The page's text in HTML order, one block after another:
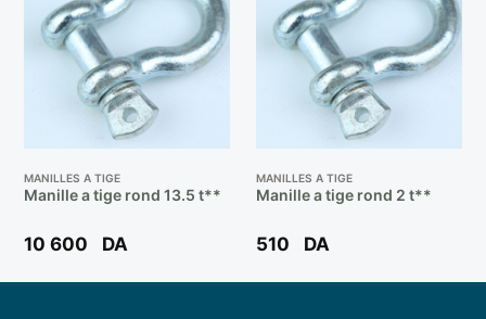
MANILLES A TIGE
Manille a tige rond 13.5 t**
10 600 DA
MANILLES A TIGE
Manille a tige rond 2 t**
510 DA